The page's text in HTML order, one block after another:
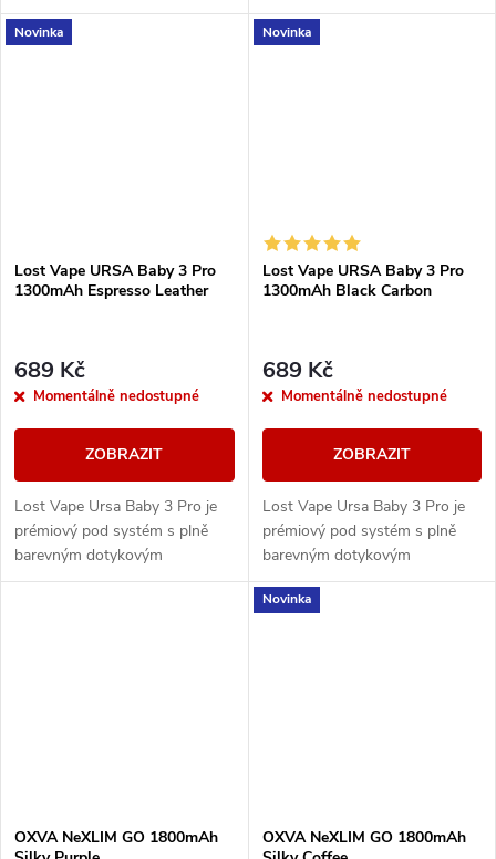
displejem, výkonem až 35 W a
integrovanou baterií 1300 mAh.
displejem, výkonem až 35 W a
integrovanou baterií 1300 mAh.
Novinka
Lost Vape URSA Baby 3 Pro
1300mAh Espresso Leather
689 Kč
Momentálně nedostupné
ZOBRAZIT
Lost Vape Ursa Baby 3 Pro je
prémiový pod systém s plně
barevným dotykovým
displejem, výkonem až 35 W a
Novinka
Lost Vape URSA Baby 3 Pro
1300mAh Black Carbon
689 Kč
Momentálně nedostupné
ZOBRAZIT
Lost Vape Ursa Baby 3 Pro je
prémiový pod systém s plně
barevným dotykovým
displejem, výkonem až 35 W a
integrovanou baterií 1300 mAh.
OXVA NeXLIM GO 1800mAh
Novinka
OXVA NeXLIM GO 1800mAh